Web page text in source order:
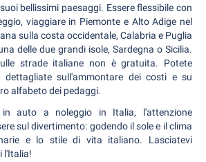
bellissimi paesaggi. Essere flessibile con
viaggiare in Piemonte e Alto Adige nel
sulla costa occidentale, Calabria e Puglia
delle due grandi isole, Sardegna o Sicilia.
strade italiane non è gratuita. Potete
dettagliate sull'ammontare dei costi e su
alfabeto dei pedaggi.
auto a noleggio in Italia, l'attenzione
sul divertimento: godendo il sole e il clima
e lo stile di vita italiano. Lasciatevi
l'Italia!